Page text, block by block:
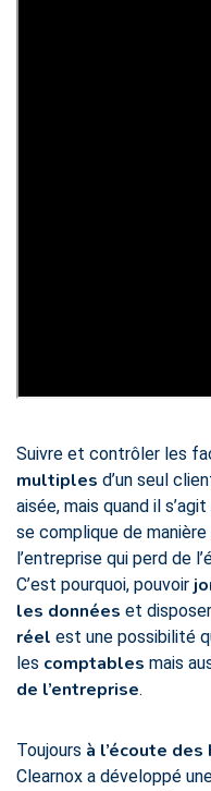
Suivre et contrôler les
multiples d’un seul
aisée, mais quand il
se complique de
l’entreprise qui perd de
C’est pourquoi, pouvoir
les données et disposer
réel est une possibilité
les comptables mais
de l’entreprise.
Toujours à l’écoute
Clearnox a développé